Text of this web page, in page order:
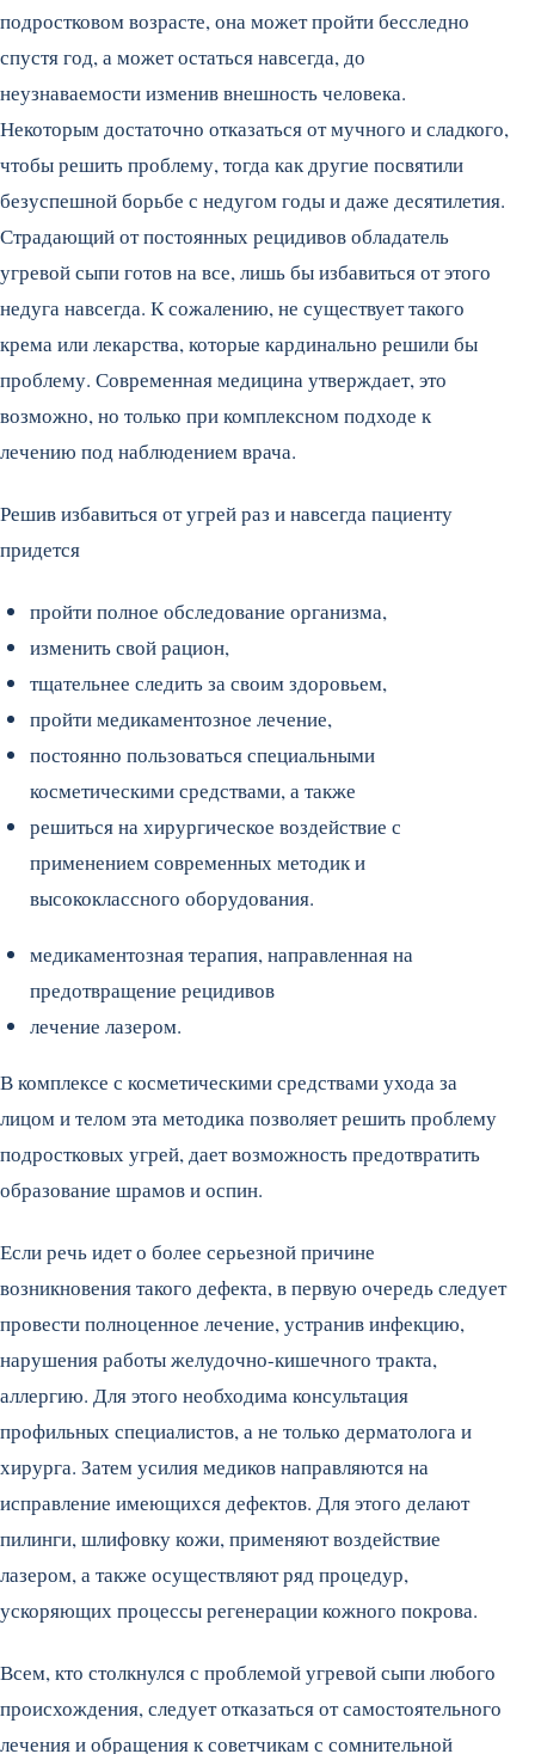
подростковом возрасте, она может пройти бесследно
спустя год, а может остаться навсегда, до
неузнаваемости изменив внешность человека.
Некоторым достаточно отказаться от мучного и сладкого,
чтобы решить проблему, тогда как другие посвятили
безуспешной борьбе с недугом годы и даже десятилетия.
Страдающий от постоянных рецидивов обладатель
угревой сыпи готов на все, лишь бы избавиться от этого
недуга навсегда. К сожалению, не существует такого
крема или лекарства, которые кардинально решили бы
проблему. Современная медицина утверждает, это
возможно, но только при комплексном подходе к
лечению под наблюдением врача.
Решив избавиться от угрей раз и навсегда пациенту
придется
пройти полное обследование организма,
изменить свой рацион,
тщательнее следить за своим здоровьем,
пройти медикаментозное лечение,
постоянно пользоваться специальными
косметическими средствами, а также
решиться на хирургическое воздействие с
применением современных методик и
высококлассного оборудования.
медикаментозная терапия, направленная на
предотвращение рецидивов
лечение лазером.
В комплексе с косметическими средствами ухода за
лицом и телом эта методика позволяет решить проблему
подростковых угрей, дает возможность предотвратить
образование шрамов и оспин.
Если речь идет о более серьезной причине
возникновения такого дефекта, в первую очередь следует
провести полноценное лечение, устранив инфекцию,
нарушения работы желудочно-кишечного тракта,
аллергию. Для этого необходима консультация
профильных специалистов, а не только дерматолога и
хирурга. Затем усилия медиков направляются на
исправление имеющихся дефектов. Для этого делают
пилинги, шлифовку кожи, применяют воздействие
лазером, а также осуществляют ряд процедур,
ускоряющих процессы регенерации кожного покрова.
Всем, кто столкнулся с проблемой угревой сыпи любого
происхождения, следует отказаться от самостоятельного
лечения и обращения к советчикам с сомнительной